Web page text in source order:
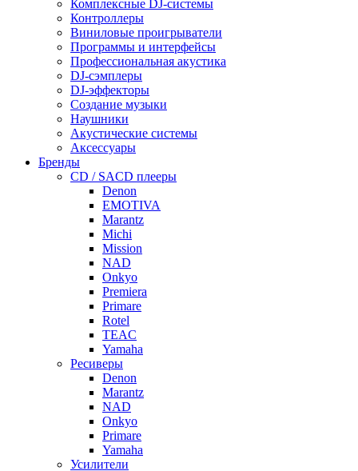
Комплексные DJ-системы
Контроллеры
Виниловые проигрыватели
Программы и интерфейсы
Профессиональная акустика
DJ-сэмплеры
DJ-эффекторы
Создание музыки
Наушники
Акустические системы
Аксессуары
Бренды
CD / SACD плееры
Denon
EMOTIVA
Marantz
Michi
Mission
NAD
Onkyo
Premiera
Primare
Rotel
TEAC
Yamaha
Ресиверы
Denon
Marantz
NAD
Onkyo
Primare
Yamaha
Усилители